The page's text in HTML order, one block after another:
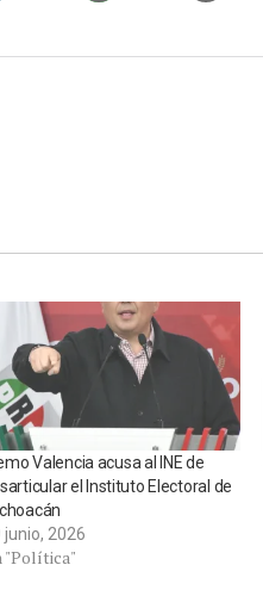
Valencia acusa al INE de
el Instituto Electoral de
junio, 2026
"Política"